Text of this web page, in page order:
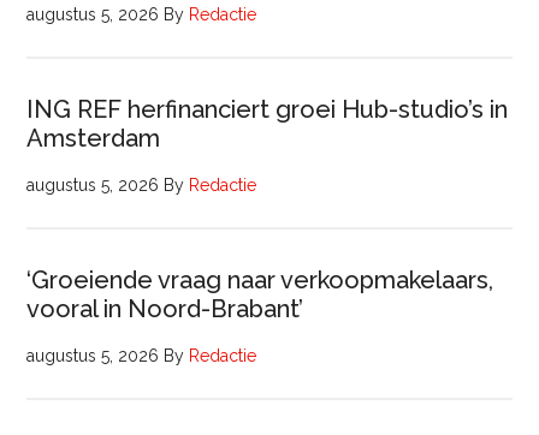
augustus 5, 2026 By Redactie
ING REF herfinanciert groei Hub-studio’s in
Amsterdam
augustus 5, 2026 By Redactie
‘Groeiende vraag naar verkoopmakelaars,
vooral in Noord-Brabant’
augustus 5, 2026 By Redactie